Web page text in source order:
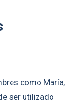
como María,
ser utilizado